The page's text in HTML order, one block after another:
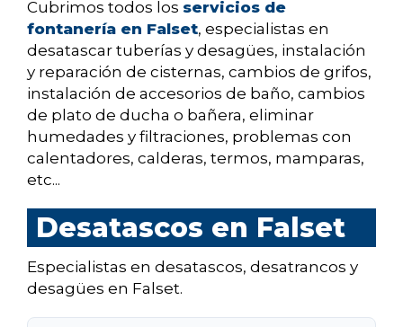
Cubrimos todos los servicios de
fontanería en Falset, especialistas en
desatascar tuberías y desagües, instalación
y reparación de cisternas, cambios de grifos,
instalación de accesorios de baño, cambios
de plato de ducha o bañera, eliminar
humedades y filtraciones, problemas con
calentadores, calderas, termos, mamparas,
etc...
Desatascos en Falset
Especialistas en desatascos, desatrancos y
desagües en Falset.